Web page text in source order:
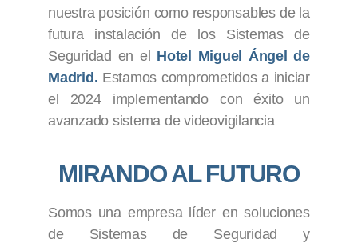
nuestra posición como responsables de la
futura instalación de los Sistemas de
Seguridad en el Hotel Miguel Ángel de
Madrid. Estamos comprometidos a iniciar
el 2024 implementando con éxito un
avanzado sistema de videovigilancia
MIRANDO AL FUTURO
Somos una empresa líder en soluciones
de Sistemas de Seguridad y